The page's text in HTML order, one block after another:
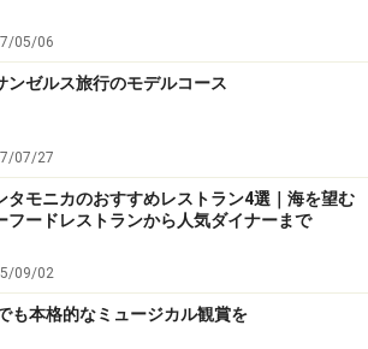
05/06
ンゼルス旅行のモデルコース
07/27
タモニカのおすすめレストラン4選｜海を望む
フードレストランから人気ダイナーまで
09/02
も本格的なミュージカル観賞を